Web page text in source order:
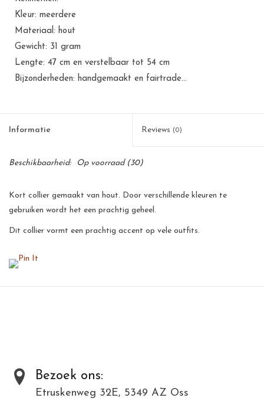
Kleur: meerdere
Materiaal: hout
Gewicht: 31 gram
Lengte: 47 cm en verstelbaar tot 54 cm
Bijzonderheden: handgemaakt en fairtrade...
Informatie Reviews (0)
Beschikbaarheid: Op voorraad(30)
Kort collier gemaakt van hout. Door verschillende kleuren te
gebruiken wordt het een prachtig geheel.
Dit collier vormt een prachtig accent op vele outfits.
materialen en kunnen daardoor varieëren in kleur en structuur.
Bezoek ons:
Etruskenweg 32E, 5349 AZ Oss